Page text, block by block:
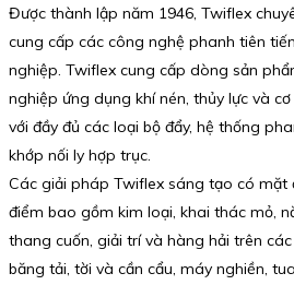
Được thành lập năm 1946, Twiflex
cung cấp các công nghệ phanh tiên
nghiệp. Twiflex cung cấp dòng sản
nghiệp ứng dụng khí nén, thủy lực và
với đầy đủ các loại bộ đẩy, hệ thống
khớp nối ly hợp trục.
Các giải pháp Twiflex sáng tạo có mặt
điểm bao gồm kim loại, khai thác mỏ,
thang cuốn, giải trí và hàng hải trên
băng tải, tời và cần cẩu, máy nghiền,